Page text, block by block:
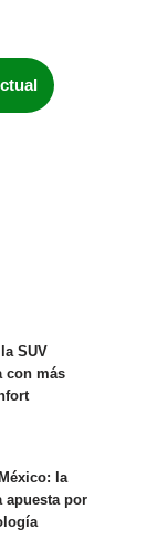
SUV
con más
la
apuesta por